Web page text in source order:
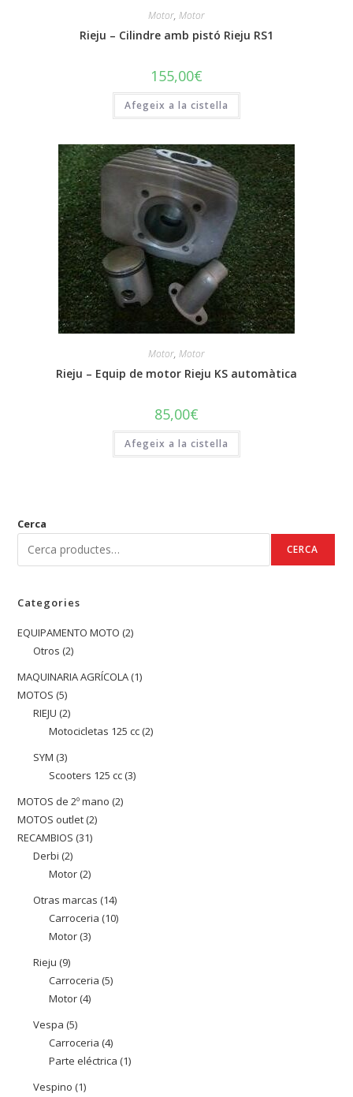
Motor, Motor
Rieju – Cilindre amb pistó Rieju RS1
155,00€
Afegeix a la cistella
Motor, Motor
Rieju – Equip de motor Rieju KS automàtica
85,00€
Afegeix a la cistella
Cerca
CERCA
Categories
EQUIPAMENTO MOTO 22
Otros 22
productes
MAQUINARIA AGRÍCOLA 11
MOTOS 55
productes
RIEJU 22
productes
Motocicletas 125 cc 22
SYM 33
productes
Scooters 125 cc 33
MOTOS de 2º mano 22
MOTOS outlet 22
RECAMBIOS 3131
Derbi 22
productes
Motor 22
productes
Otras marcas 1414
productes
Carroceria 1010
Motor 33
Rieju 99
productes
Carroceria 55
Motor 44
Vespa 55
productes
Carroceria 44
productes
Parte eléctrica 11
Vespino 11